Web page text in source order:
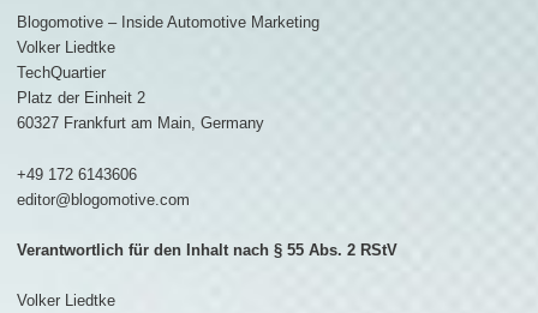
Blogomotive – Inside Automotive Marketing
Volker Liedtke
TechQuartier
Platz der Einheit 2
60327 Frankfurt am Main, Germany
+49 172 6143606
editor@blogomotive.com
Verantwortlich für den Inhalt nach § 55 Abs. 2 RStV
Volker Liedtke